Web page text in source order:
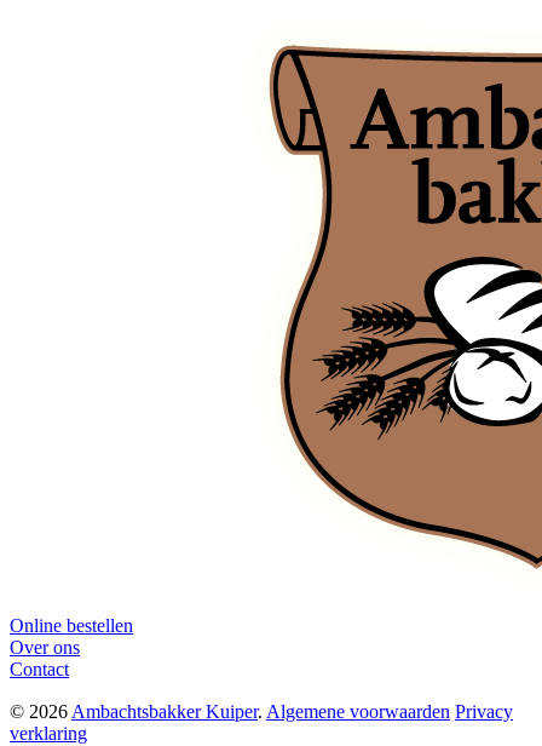
Online bestellen
Over ons
Contact
© 2026Ambachtsbakker Kuiper. Algemene voorwaarden Privacy
verklaring